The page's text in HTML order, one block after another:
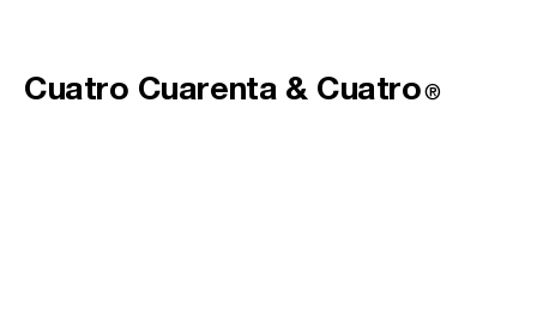
Cuatro Cuarenta & Cuatro®